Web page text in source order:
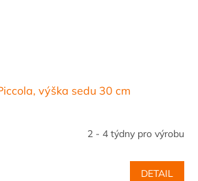
výška sedu 30 cm
2 - 4 týdny pro výrobu
DETAIL